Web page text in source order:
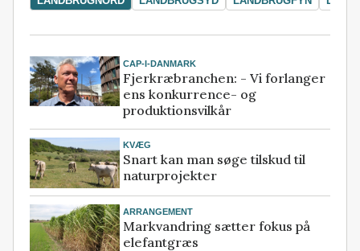
CAP-I-DANMARK
Fjerkræbranchen: - Vi forlanger
ens konkurrence- og
produktionsvilkår
KVÆG
Snart kan man søge tilskud til
naturprojekter
ARRANGEMENT
Markvandring sætter fokus på
elefantgræs